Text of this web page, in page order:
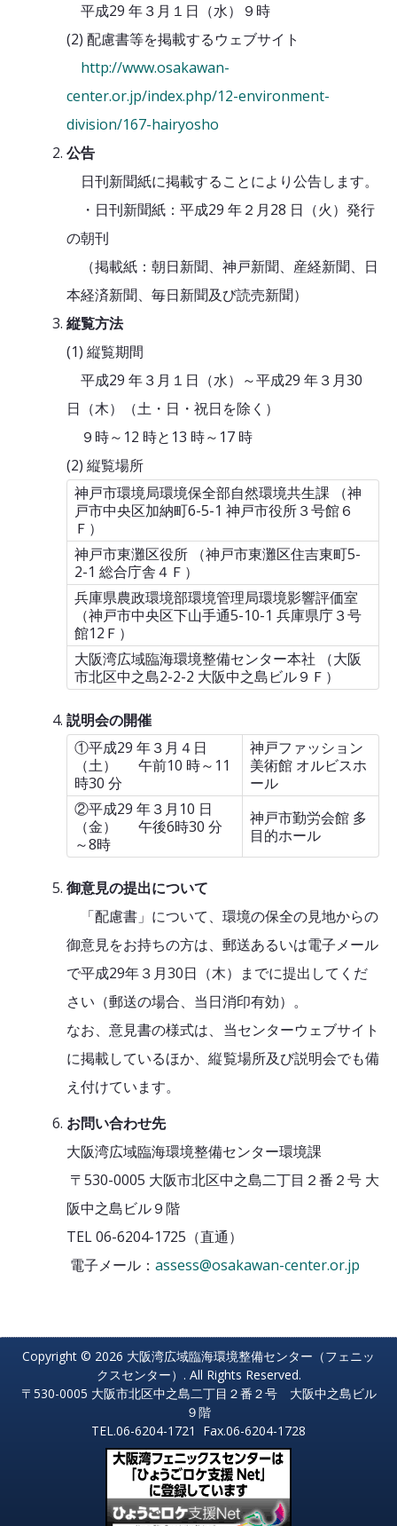
平成29 年３月１日（水）９時
(2) 配慮書等を掲載するウェブサイト
http://www.osakawan-
center.or.jp/index.php/12-environment-
division/167-hairyosho
公告
日刊新聞紙に掲載することにより公告します。
・日刊新聞紙：平成29 年２月28 日（火）発行
の朝刊
（掲載紙：朝日新聞、神戸新聞、産経新聞、日
本経済新聞、毎日新聞及び読売新聞）
縦覧方法
(1) 縦覧期間
平成29 年３月１日（水）～平成29 年３月30
日（木）（土・日・祝日を除く）
９時～12 時と13 時～17 時
(2) 縦覧場所
神戸市環境局環境保全部自然環境共生課 （神
戸市中央区加納町6-5-1 神戸市役所３号館６
Ｆ）
神戸市東灘区役所 （神戸市東灘区住吉東町5-
2-1 総合庁舎４Ｆ）
兵庫県農政環境部環境管理局環境影響評価室
（神戸市中央区下山手通5-10-1 兵庫県庁３号
館12Ｆ）
大阪湾広域臨海環境整備センター本社 （大阪
市北区中之島2-2-2 大阪中之島ビル９Ｆ）
説明会の開催
①平成29 年３月４日
（土） 午前10 時～11
時30 分
神戸ファッション
美術館 オルビスホ
ール
②平成29 年３月10 日
（金） 午後6時30 分
～8時
神戸市勤労会館 多
目的ホール
御意見の提出について
「配慮書」について、環境の保全の見地からの
御意見をお持ちの方は、郵送あるいは電子メール
で平成29年３月30日（木）までに提出してくだ
さい（郵送の場合、当日消印有効）。
なお、意見書の様式は、当センターウェブサイト
に掲載しているほか、縦覧場所及び説明会でも備
え付けています。
お問い合わせ先
大阪湾広域臨海環境整備センター環境課
〒530-0005 大阪市北区中之島二丁目２番２号 大
阪中之島ビル９階
TEL 06-6204-1725（直通）
電子メール： assess@osakawan-center.or.jp
Copyright © 2026 大阪湾広域臨海環境整備センター（フェニッ
クスセンター）. All Rights Reserved.
〒530-0005 大阪市北区中之島二丁目２番２号 大阪中之島ビル
９階
TEL.06-6204-1721 Fax.06-6204-1728